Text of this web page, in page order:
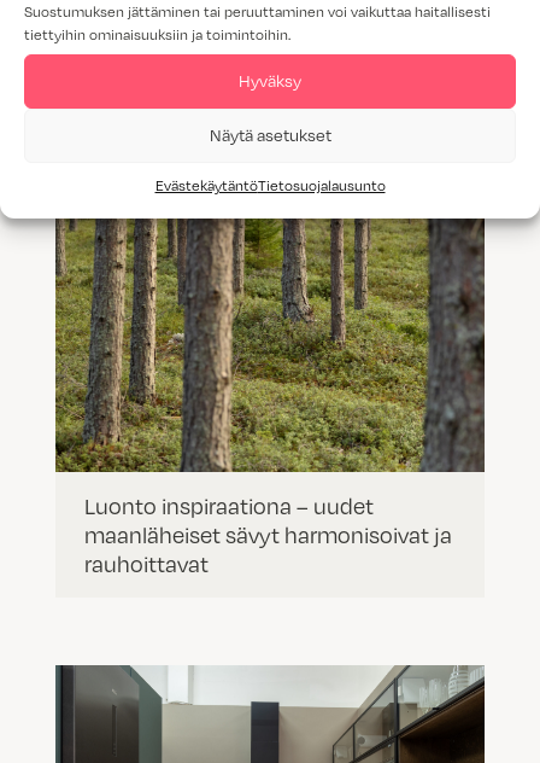
Suostumuksen jättäminen tai peruuttaminen voi vaikuttaa haitallisesti
tiettyihin ominaisuuksiin ja toimintoihin.
Hyväksy
Näytä asetukset
EvästekäytäntöTietosuojalausunto
Savea, satiinia ja cappuccinoa –
Valkeakosken talonäyttelyssä
ihastuttavat harmoniset trendivärit
Luonto inspiraationa – uudet
maanläheiset sävyt harmonisoivat ja
rauhoittavat